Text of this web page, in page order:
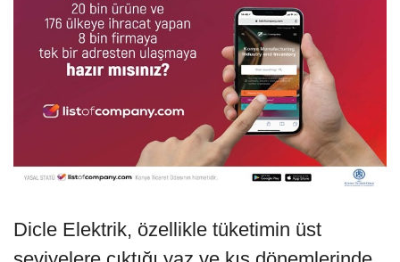
Dicle Elektrik, özellikle tüketimin üst